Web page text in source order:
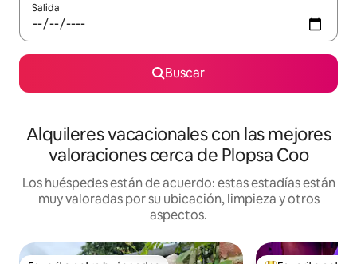
Salida
Buscar
Alquileres vacacionales con las mejores
valoraciones cerca de Plopsa Coo
Los huéspedes están de acuerdo: estas estadías están
muy valoradas por su ubicación, limpieza y otros
aspectos.